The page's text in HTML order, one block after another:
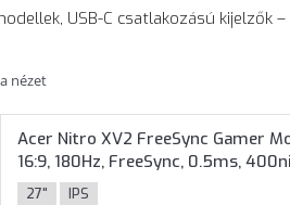
USB-C csatlakozású kijelzők
nézet
Acer Nitro XV2 FreeSync Gamer
16:9, 180Hz, FreeSync, 0.5ms,
27" IPS